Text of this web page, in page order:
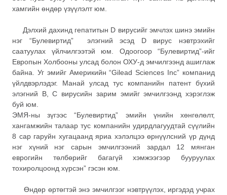
хамгийн өндөр үзүүлэлт юм.
Дэлхий дахинд гепатитын D вирусийг эмчлэх шинэ эмийн
нэг “Булевиртид” элэгний эсэд D вирус нэвтрэхийг
саатуулах үйлчилгээтэй юм. Одоогоор “Булевиртид”-ийг
Европын Холбооны улсад болон ОХУ-д эмчилгээнд ашиглаж
байна. Уг эмийг Америкийн “Gilead Sciences Inс” компанид
үйлдвэрлэдэг. Манай улсад тус компанийн патент бүхий
элэгний В, С вирусийн зарим эмийг эмчилгээнд хэрэглэж
буй юм.
ЭМЯ-ны зүгээс “Булевиртид” эмийн үнийн хөнгөлөлт,
хангамжийн талаар тус компанийн удирдлагуудтай сүүлийн
8 сар гаруйн хугацаанд яриа хэлэлцээ өрнүүлсний үр дүнд
нэг хүний нэг сарын эмчилгээний зардал 12 мянган
еврогийн төлбөрийг багагүй хэмжээгээр бууруулах
тохиролцоонд хүрсэн” гэсэн юм.
Өндөр өртөгтэй энэ эмчилгээг нэвтрүүлэх, иргэдэд учрах